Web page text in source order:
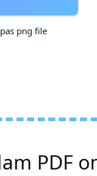
png file
PDF